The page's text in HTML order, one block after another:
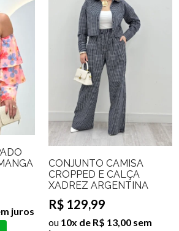
juros
CONJUNTO CAMISA
CROPPED E CALÇA
XADREZ ARGENTINA
R$ 129,99
ou 10x de R$ 13,00 sem